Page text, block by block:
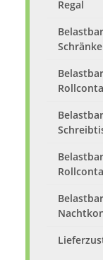
Regal
Schränke